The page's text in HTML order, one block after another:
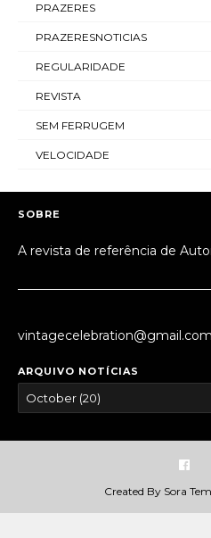
PRAZERES
PRAZERESNOTICIAS
REGULARIDADE
REVISTA
SEM FERRUGEM
VELOCIDADE
SOBRE
A revista de referência de
vintagecelebration@gmail.com
ARQUIVO NOTÍCIAS
Created By Sora